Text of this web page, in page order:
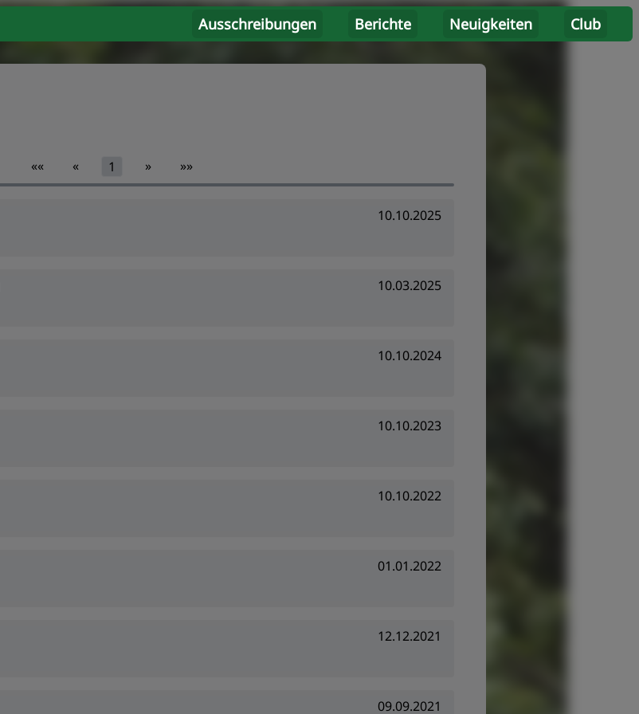
Ausschreibungen Berichte Neuigkeiten Club
«« « 1 » »»
10.10.2025
10.03.2025
10.10.2024
10.10.2023
10.10.2022
01.01.2022
12.12.2021
09.09.2021